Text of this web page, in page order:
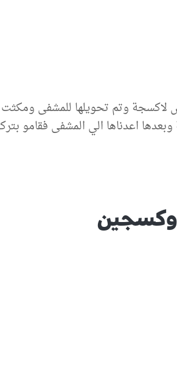
لاكسجة وتم تحويلها للمشفى
اعدناها الي المشفى فقامو